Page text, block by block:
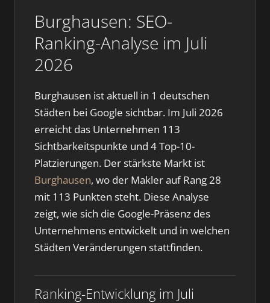
Burghausen: SEO-
Ranking-Analyse im Juli
2026
Burghausen ist aktuell in 1 deutschen
Städten bei Google sichtbar. Im Juli 2026
erreicht das Unternehmen 113
Sichtbarkeitspunkte und 4 Top-10-
Platzierungen. Der stärkste Markt ist
Burghausen, wo der Makler auf Rang 28
mit 113 Punkten steht. Diese Analyse
zeigt, wie sich die Google-Präsenz des
Unternehmens entwickelt und in welchen
Städten Veränderungen stattfinden.
Ranking-Entwicklung im Juli